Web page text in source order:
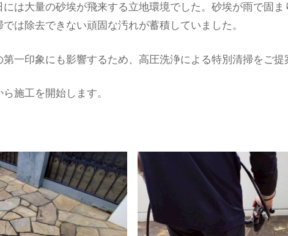
は大量の砂埃が飛来する立地環境でした。砂埃が雨で固
は除去できない頑固な汚れが蓄積していました。
一印象にも影響するため、高圧洗浄による特別清掃をご提
施工を開始します。